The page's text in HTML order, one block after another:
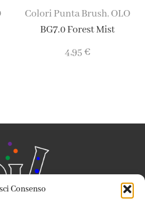
Consenso
Colori Punta Brush, OLO
BG7.0 Forest Mist
4,95€